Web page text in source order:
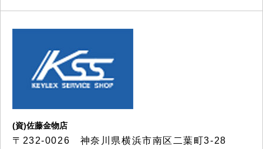
(資)佐藤金物店
〒232-0026 神奈川県横浜市南区二葉町3-28